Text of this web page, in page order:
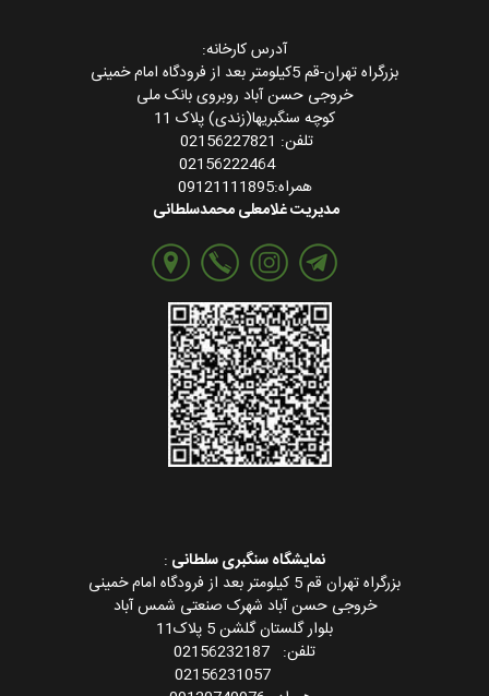
آدرس کارخانه:
بزرگراه تهران-قم 5کیلومتر بعد از فرودگاه امام خمینی
خروجی حسن آباد روبروی بانک ملی
کوچه سنگبریها(زندی) پلاک 11
تلفن: 02156227821
02156222464
همراه:09121111895
مدیریت غلامعلی محمدسلطانی
نمایشگاه سنگبری سلطانی :
بزرگراه تهران قم 5 کیلومتر بعد از فرودگاه امام خمینی
خروجی حسن آباد شهرک صنعتی شمس آباد
بلوار گلستان گلشن 5 پلاک11
تلفن: 02156232187